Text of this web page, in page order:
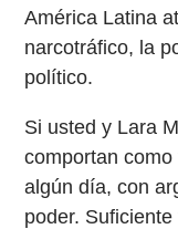
América Latina
narcotráfico, la
político.
Si usted y Lara
comportan
algún día, con
poder.